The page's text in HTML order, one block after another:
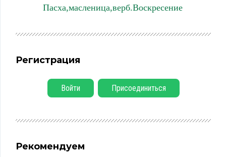
Пасха,масленица,верб.Воскресение
Регистрация
Войти Присоединиться
Рекомендуем